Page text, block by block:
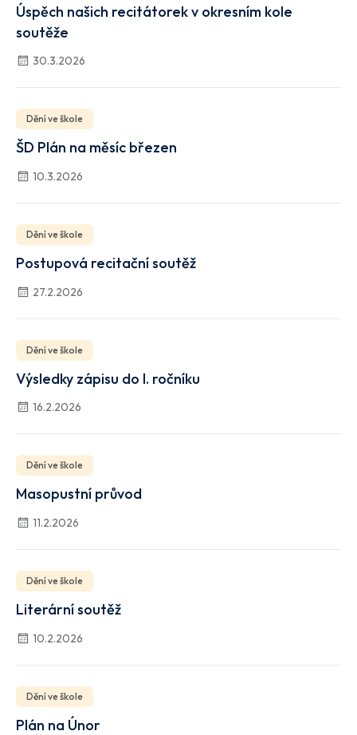
Úspěch našich recitátorek v okresním kole
soutěže
30.3.2026
Dění ve škole
ŠD Plán na měsíc březen
10.3.2026
Dění ve škole
Postupová recitační soutěž
27.2.2026
Dění ve škole
Výsledky zápisu do I. ročníku
16.2.2026
Dění ve škole
Masopustní průvod
11.2.2026
Dění ve škole
Literární soutěž
10.2.2026
Dění ve škole
Plán na Únor